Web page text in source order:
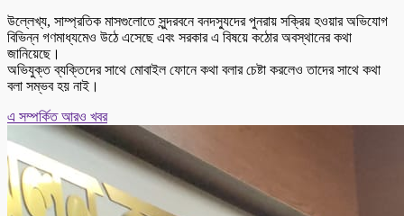
উল্লেখ্য, সাম্প্রতিক মাসগুলোতে সুন্দরবনে বনদস্যুদের পুনরায় সক্রিয় হওয়ার অভিযোগ
বিভিন্ন গণমাধ্যমেও উঠে এসেছে এবং সরকার এ বিষয়ে কঠোর অবস্থানের কথা
জানিয়েছে।
অভিযুক্ত ব্যক্তিদের সাথে মোবাইল ফোনে কথা বলার চেষ্টা করলেও তাদের সাথে কথা
বলা সম্ভব হয় নাই।
এ সম্পর্কিত আরও খবর